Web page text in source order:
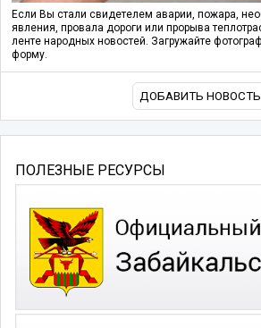
Если Вы стали свидетелем аварии, пожара,
явления, провала дороги или прорыва
ленте народных новостей. Загружайте
форму.
ДОБАВИТЬ НОВОСТЬ
ПОЛЕЗНЫЕ РЕСУРСЫ